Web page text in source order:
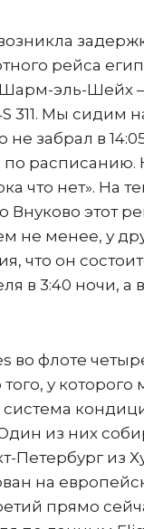
рейса
эль-Шейх –
311. Мы сидим
не забрал в
по расписанию.
что нет». На
Внуково этот
не менее, у
что он
в 3:40 ночи, а
во флоте
у
система
из них
Петербург из
на
прямо